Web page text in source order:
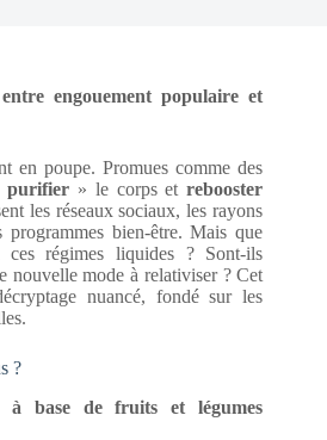
engouement populaire et
en poupe. Promues comme des
purifier » le corps etrebooster
les réseaux sociaux, les rayons
programmes bien-être. Mais que
ces régimes liquides ? Sont-ils
nouvelle mode à relativiser ? Cet
nuancé, fondé sur les
?
à base de fruits et légumes